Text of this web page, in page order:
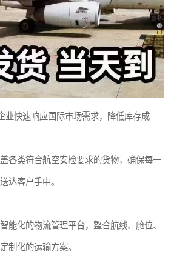
业快速响应国际市场需求，降低库存成
各类符合航空安检要求的货物，确保每一
达客户手中。
能化的物流管理平台，整合航线、舱位、
制化的运输方案。